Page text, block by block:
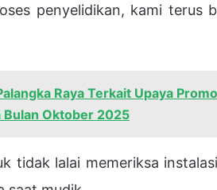
penyelidikan, kami terus
Raya Terkait Upaya
Bulan Oktober 2025
tidak lalai memeriksa